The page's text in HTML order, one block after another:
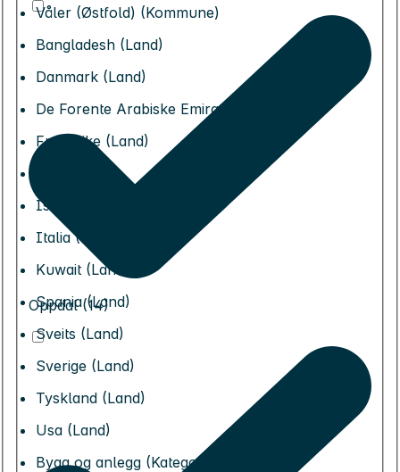
Våler (Østfold) (Kommune)
Bangladesh (Land)
Danmark (Land)
De Forente Arabiske Emirater (Land)
Frankrike (Land)
India (Land)
Island (Land)
Italia (Land)
Kuwait (Land)
Spania (Land)
Sveits (Land)
Sverige (Land)
Tyskland (Land)
Usa (Land)
Bygg og anlegg (Kategori)
Oppdal (14)